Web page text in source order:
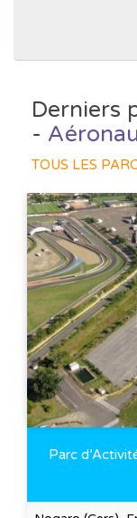
Derniers
-
TOUS LES
Parc